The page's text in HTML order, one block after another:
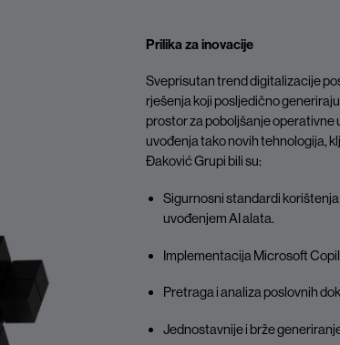
Prilika za inovacije
Sveprisutan trend digitalizacije
rješenja koji posljedično
prostor za poboljšanje
uvođenja tako novih tehnologija,
Đaković Grupi bili su:
Sigurnosni standardi
uvođenjem AI alata.
Implementacija Microsoft
Pretraga i analiza poslovnih
Jednostavnije i brže